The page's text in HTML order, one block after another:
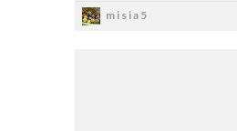
misia5